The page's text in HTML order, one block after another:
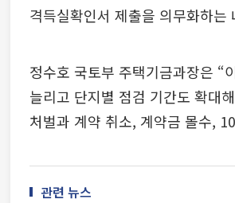
격득실확인서 제출을 의무화하
정수호 국토부 주택기금과장은 “
늘리고 단지별 점검 기간도 확대
처벌과 계약 취소, 계약금 몰수,
관련 뉴스